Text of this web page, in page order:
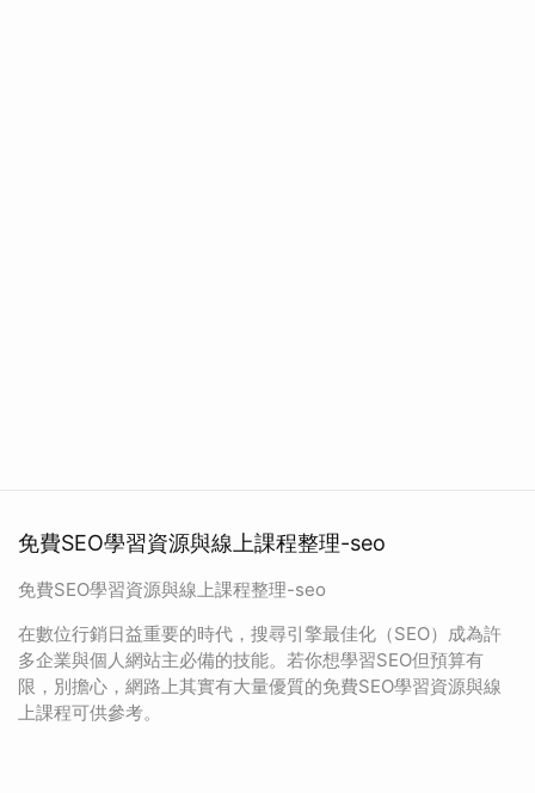
免費SEO學習資源與線上課程整理-seo
免費SEO學習資源與線上課程整理-seo
在數位行銷日益重要的時代，搜尋引擎最佳化（SEO）成為許
多企業與個人網站主必備的技能。若你想學習SEO但預算有
限，別擔心，網路上其實有大量優質的免費SEO學習資源與線
上課程可供參考。